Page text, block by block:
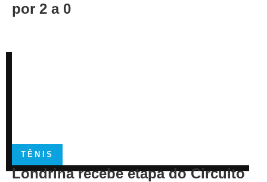
por 2 a 0
TÊNIS
Londrina recebe etapa do Circuito